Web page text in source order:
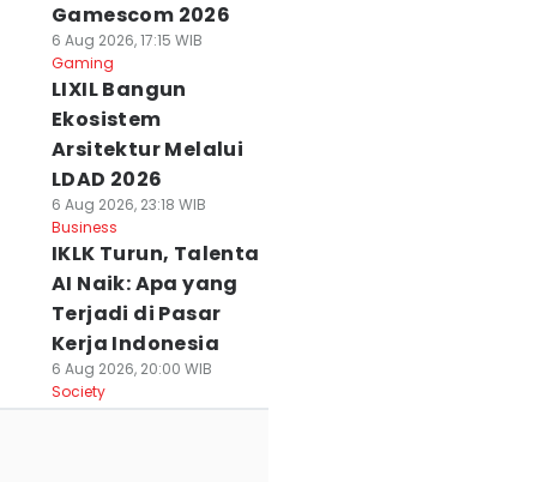
Gamescom 2026
6 Aug 2026, 17:15 WIB
Gaming
LIXIL Bangun
Ekosistem
Arsitektur Melalui
LDAD 2026
6 Aug 2026, 23:18 WIB
Business
IKLK Turun, Talenta
AI Naik: Apa yang
Terjadi di Pasar
Kerja Indonesia
6 Aug 2026, 20:00 WIB
Society